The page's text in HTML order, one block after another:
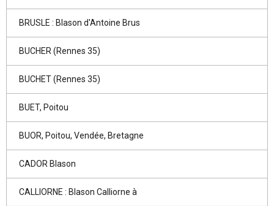
BRUSLE : Blason d'Antoine Brus
BUCHER (Rennes 35)
BUCHET (Rennes 35)
BUET, Poitou
BUOR, Poitou, Vendée, Bretagne
CADOR Blason
CALLIORNE : Blason Calliorne à